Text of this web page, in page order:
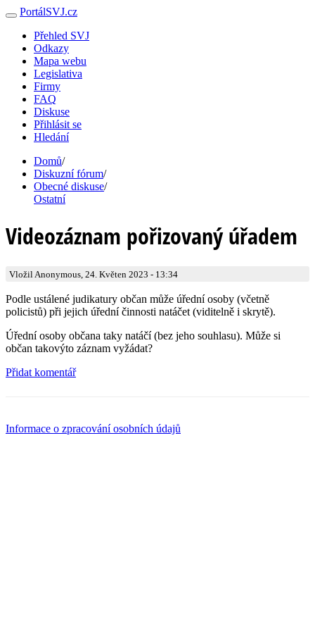
PortálSVJ.cz
Přehled SVJ
Odkazy
Mapa webu
Legislativa
Firmy
FAQ
Diskuse
Přihlásit se
Hledání
Domů/
Diskuzní fórum/
Obecné diskuse/
Ostatní
Videozáznam pořizovaný úřadem
Vložil Anonymous, 24. Květen 2023 - 13:34
Podle ustálené judikatury občan může úřední osoby (včetně
policistů) při jejich úřední činnosti natáčet (viditelně i skrytě).
Úřední osoby občana taky natáčí (bez jeho souhlasu). Může si
občan takovýto záznam vyžádat?
Přidat komentář
Informace o zpracování osobních údajů